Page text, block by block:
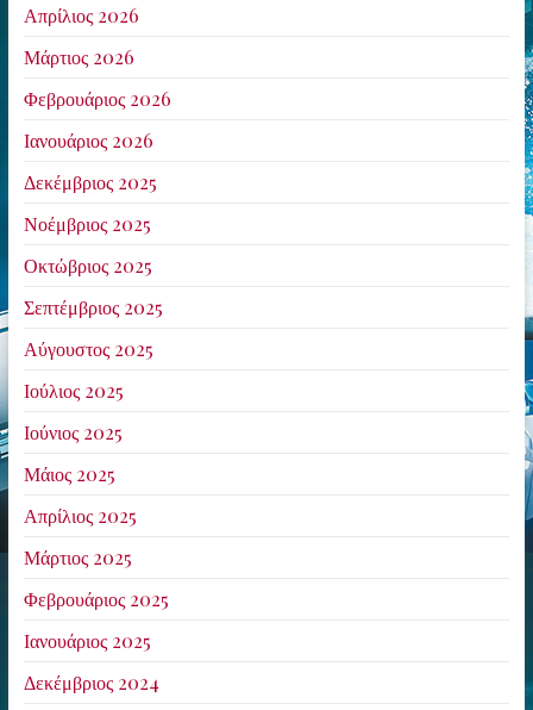
Απρίλιος 2026
Μάρτιος 2026
Φεβρουάριος 2026
Ιανουάριος 2026
Δεκέμβριος 2025
Νοέμβριος 2025
Οκτώβριος 2025
Σεπτέμβριος 2025
Αύγουστος 2025
Ιούλιος 2025
Ιούνιος 2025
Μάιος 2025
Απρίλιος 2025
Μάρτιος 2025
Φεβρουάριος 2025
Ιανουάριος 2025
Δεκέμβριος 2024